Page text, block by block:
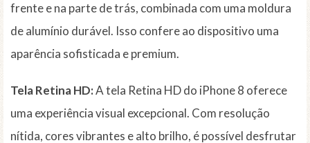
frente e na parte de trás, combinada com uma moldura
de alumínio durável. Isso confere ao dispositivo uma
aparência sofisticada e premium.
Tela Retina HD:A tela Retina HD do iPhone 8 oferece
uma experiência visual excepcional. Com resolução
nítida, cores vibrantes e alto brilho, é possível desfrutar